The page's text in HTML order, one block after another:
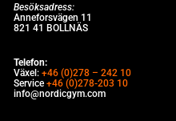
Besöksadress:
Anneforsvägen 11
821 41 BOLLNÄS
Telefon:
Växel: +46 (0)278 – 242 10
Service +46 (0)278-203 10
info@nordicgym.com